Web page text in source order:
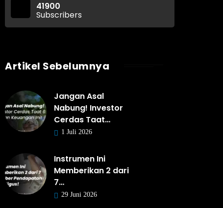
41900
Subscribers
Artikel Sebelumnya
Jangan Asal
Nabung! Investor
Cerdas Taat…
1 Juli 2026
Instrumen Ini
Memberikan 2 dari
7…
29 Juni 2026